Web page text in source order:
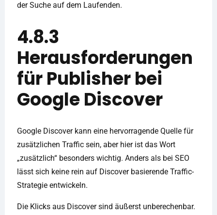
der Suche auf dem Laufenden.
4.8.3
Herausforderungen
für Publisher bei
Google Discover
Google Discover kann eine hervorragende Quelle für
zusätzlichen Traffic sein, aber hier ist das Wort
„zusätzlich“ besonders wichtig. Anders als bei SEO
lässt sich keine rein auf Discover basierende Traffic-
Strategie entwickeln.
Die Klicks aus Discover sind äußerst unberechenbar.